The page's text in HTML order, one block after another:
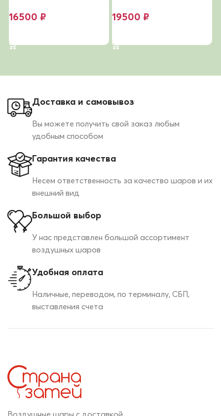
16500 ₽ 19500 ₽
Доставка и самовывоз
Вы можете получить свой заказ любым
удобным способом
Гарантия качества
Несем ответственность за качество шаров и их
внешний вид
Большой выбор
У нас представлен большой ассортимент
воздушных шаров
Удобная оплата
Наличные, переводом, по терминалу, СБП,
выставления счета
Воздушные шары с доставкой